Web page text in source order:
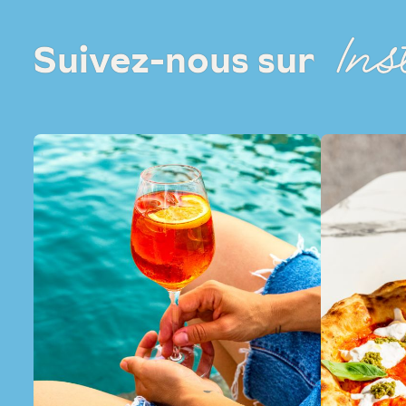
Suivez-nous sur